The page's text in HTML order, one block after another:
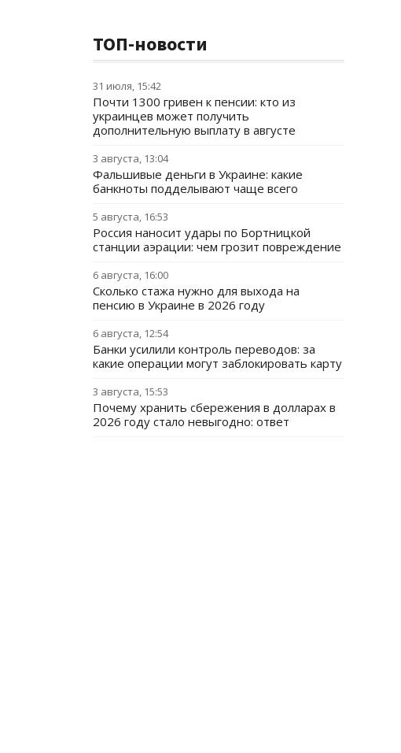
ТОП-новости
31 июля, 15:42
Почти 1300 гривен к пенсии: кто из
украинцев может получить
дополнительную выплату в августе
3 августа, 13:04
Фальшивые деньги в Украине: какие
банкноты подделывают чаще всего
5 августа, 16:53
Россия наносит удары по Бортницкой
станции аэрации: чем грозит повреждение
6 августа, 16:00
Сколько стажа нужно для выхода на
пенсию в Украине в 2026 году
6 августа, 12:54
Банки усилили контроль переводов: за
какие операции могут заблокировать карту
3 августа, 15:53
Почему хранить сбережения в долларах в
2026 году стало невыгодно: ответ